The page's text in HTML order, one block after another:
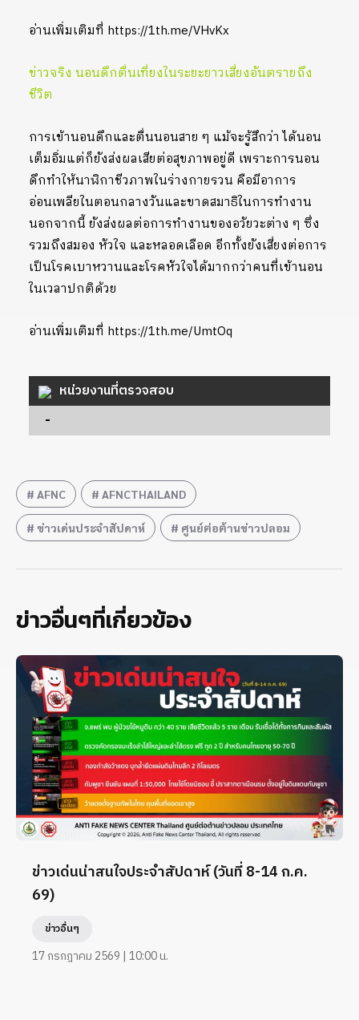
อ่านเพิ่มเติมที่ https://1th.me/VHvKx
ข่าวจริง นอนดึกตื่นเที่ยงในระยะยาวเสี่ยงอันตรายถึง
ชีวิต
การเข้านอนดึกและตื่นนอนสาย ๆ แม้จะรู้สึกว่า ได้นอน
เต็มอิ่มแต่ก็ยังส่งผลเสียต่อสุขภาพอยู่ดี เพราะการนอน
ดึกทำให้นาฬิกาชีวภาพในร่างกายรวน คือมีอาการ
อ่อนเพลียในตอนกลางวันและขาดสมาธิในการทำงาน
นอกจากนี้ ยังส่งผลต่อการทำงานของอวัยวะต่าง ๆ ซึ่ง
รวมถึงสมอง หัวใจ และหลอดเลือด อีกทั้งยังเสี่ยงต่อการ
เป็นโรคเบาหวานและโรคหัวใจได้มากกว่าคนที่เข้านอน
ในเวลาปกติด้วย
อ่านเพิ่มเติมที่ https://1th.me/UmtOq
หน่วยงานที่ตรวจสอบ
-
AFNC AFNCTHAILAND
ข่าวเด่นประจำสัปดาห์ ศูนย์ต่อต้านข่าวปลอม
ข่าวอื่นๆที่เกี่ยวข้อง
ข่าวเด่นน่าสนใจประจำสัปดาห์ (วันที่ 8-14 ก.ค.
69)
ข่าวอื่นๆ
17 กรกฎาคม 2569 | 10:00 น.